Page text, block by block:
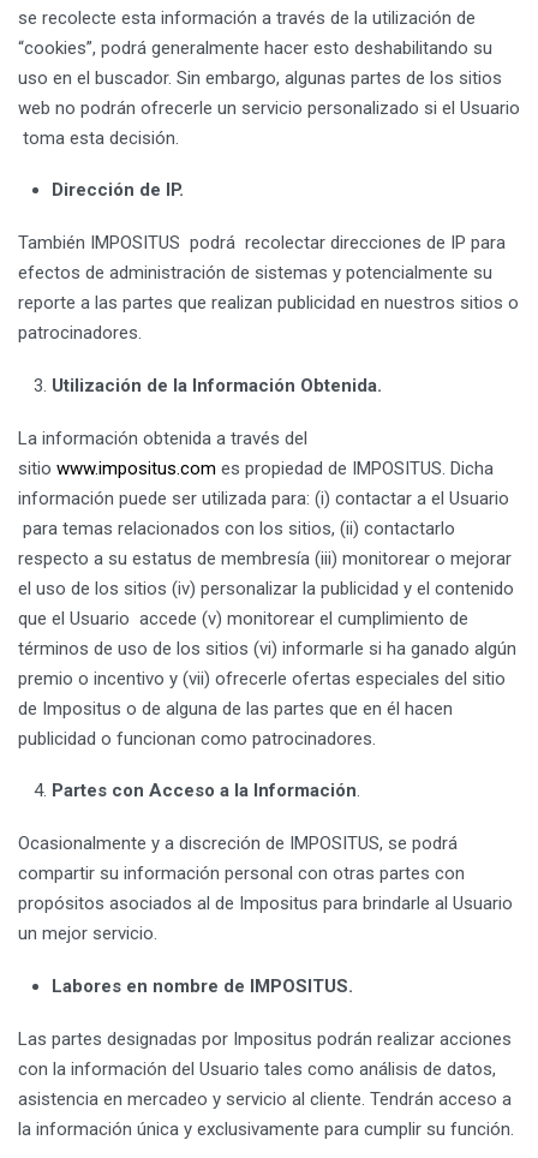
se recolecte esta información a través de la utilización de
“cookies”, podrá generalmente hacer esto deshabilitando su
uso en el buscador. Sin embargo, algunas partes de los sitios
web no podrán ofrecerle un servicio personalizado si el Usuario
toma esta decisión.
Dirección de IP.
También IMPOSITUS podrá recolectar direcciones de IP para
efectos de administración de sistemas y potencialmente su
reporte a las partes que realizan publicidad en nuestros sitios o
patrocinadores.
Utilización de la Información Obtenida.
La información obtenida a través del
sitio www.impositus.com es propiedad de IMPOSITUS. Dicha
información puede ser utilizada para: (i) contactar a el Usuario
para temas relacionados con los sitios, (ii) contactarlo
respecto a su estatus de membresía (iii) monitorear o mejorar
el uso de los sitios (iv) personalizar la publicidad y el contenido
que el Usuario accede (v) monitorear el cumplimiento de
términos de uso de los sitios (vi) informarle si ha ganado algún
premio o incentivo y (vii) ofrecerle ofertas especiales del sitio
de Impositus o de alguna de las partes que en él hacen
publicidad o funcionan como patrocinadores.
Partes con Acceso a la Información.
Ocasionalmente y a discreción de IMPOSITUS, se podrá
compartir su información personal con otras partes con
propósitos asociados al de Impositus para brindarle al Usuario
un mejor servicio.
Labores en nombre de IMPOSITUS.
Las partes designadas por Impositus podrán realizar acciones
con la información del Usuario tales como análisis de datos,
asistencia en mercadeo y servicio al cliente. Tendrán acceso a
la información única y exclusivamente para cumplir su función.